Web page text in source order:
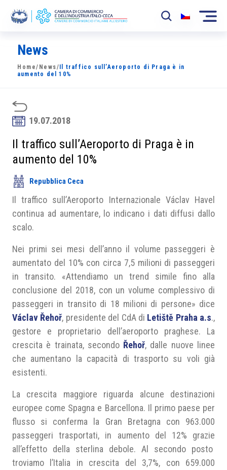
La Camera
News
Sviluppo Mercato
Soci
Partner
Progetti
Area riservata
News
Home/ News/ Il traffico sull’Aeroporto di Praga è in
aumento del 10%
19.07.2018
Il traffico sull’Aeroporto di Praga è in
aumento del 10%
Repubblica Ceca
Il traffico sull’Aeroporto Internazionale Václav Havel
continua ad aumentare, lo indicano i dati diffusi dallo
scalo.
Nei primi sei mesi dell’anno il volume passeggeri è
aumentato del 10% con circa 7,5 milioni di passeggeri
in transito. «Attendiamo un trend simile fino alla
conclusione del 2018, con un volume complessivo di
passeggeri in transito di 18 milioni di persone» dice
Václav Řehoř, presidente del CdA di Letiště Praha a.s.,
gestore e proprietario dell’aeroporto praghese. La
crescita è trainata, secondo Řehoř, dalle nuove linee
che aumentano la capacità di trasporto su voli già
esistenti.
La crescita maggiore riguarda alcune destinazioni
europee come Spagna e Barcellona. Il primo paese per
flusso si conferma la Gran Bretagna con 963.000
passeggeri trasportati, in aumento del 12% grazie
all’effetto della sterlina debole. Al secondo posto
troviamo l’Italia in crescita del 3,7%, con 659.000